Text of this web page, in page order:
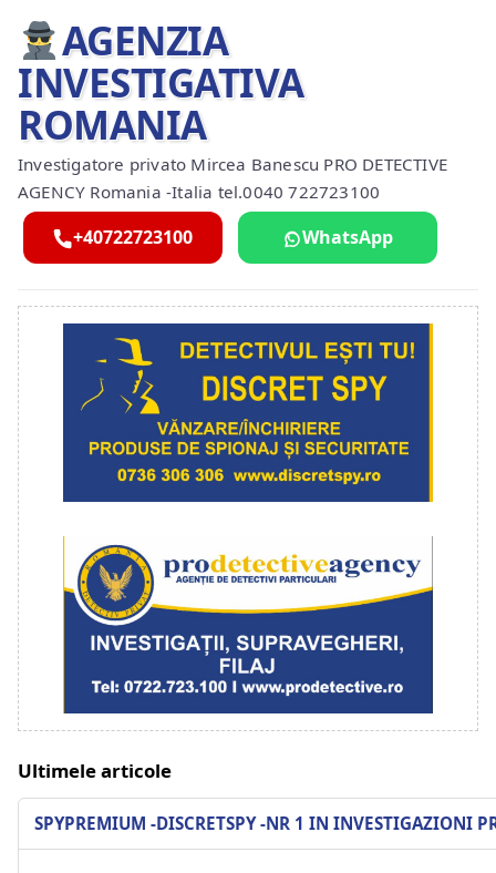
AGENZIA
INVESTIGATIVA
ROMANIA
Investigatore privato Mircea Banescu PRO DETECTIVE
AGENCY Romania -Italia tel.0040 722723100
+40722723100 WhatsApp
Ultimele articole
SPYPREMIUM -DISCRETSPY -NR 1 IN INVESTIGAZIONI